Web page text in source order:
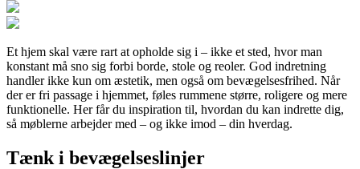
Et hjem skal være rart at opholde sig i – ikke et sted, hvor man
konstant må sno sig forbi borde, stole og reoler. God indretning
handler ikke kun om æstetik, men også om bevægelsesfrihed. Når
der er fri passage i hjemmet, føles rummene større, roligere og mere
funktionelle. Her får du inspiration til, hvordan du kan indrette dig,
så møblerne arbejder med – og ikke imod – din hverdag.
Tænk i bevægelseslinjer